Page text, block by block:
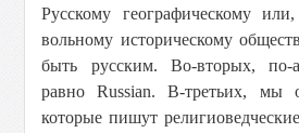
Русскому географическому
вольному историческому
быть русским. Во-вторых, по-
равно Russian. В-третьих, мы
которые пишут